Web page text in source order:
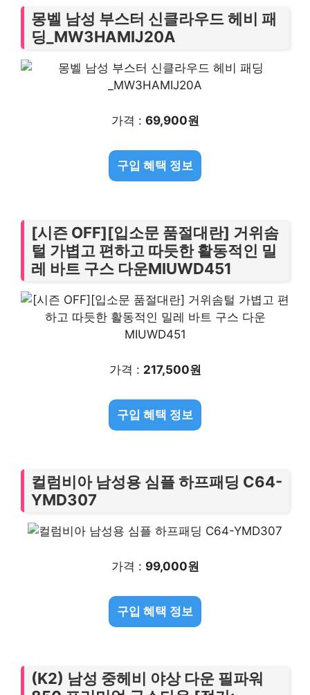
몽벨 남성 부스터 신클라우드 헤비 패
딩_MW3HAMIJ20A
가격 : 69,900원
구입 혜택 정보
[시즌 OFF][입소문 품절대란] 거위솜
털 가볍고 편하고 따듯한 활동적인 밀
레 바트 구스 다운MIUWD451
가격 : 217,500원
구입 혜택 정보
컬럼비아 남성용 심플 하프패딩 C64-
YMD307
가격 : 99,000원
구입 혜택 정보
(K2) 남성 중헤비 야상 다운 필파워